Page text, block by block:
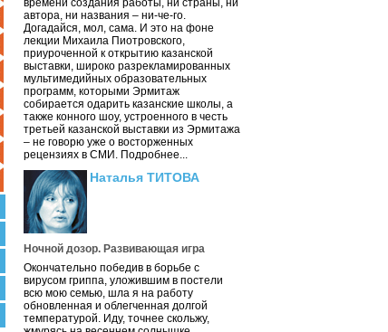
времени создания работы, ни страны, ни
автора, ни названия – ни-че-го.
Догадайся, мол, сама. И это на фоне
лекции Михаила Пиотровского,
приуроченной к открытию казанской
выставки, широко разрекламированных
мультимедийных образовательных
программ, которыми Эрмитаж
собирается одарить казанские школы, а
также конного шоу, устроенного в честь
третьей казанской выставки из Эрмитажа
– не говорю уже о восторженных
рецензиях в СМИ. Подробнее...
Наталья ТИТОВА
Ночной дозор. Развивающая игра
Окончательно победив в борьбе с
вирусом гриппа, уложившим в постели
всю мою семью, шла я на работу
обновленная и облегченная долгой
температурой. Иду, точнее скольжу,